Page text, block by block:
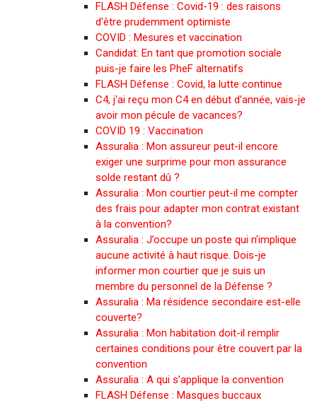
FLASH Défense : Covid-19 : des raisons
d'être prudemment optimiste
COVID : Mesures et vaccination
Candidat: En tant que promotion sociale
puis-je faire les PheF alternatifs
FLASH Défense : Covid, la lutte continue
C4, j'ai reçu mon C4 en début d'année, vais-je
avoir mon pécule de vacances?
COVID 19 : Vaccination
Assuralia : Mon assureur peut-il encore
exiger une surprime pour mon assurance
solde restant dû ?
Assuralia : Mon courtier peut-il me compter
des frais pour adapter mon contrat existant
à la convention?
Assuralia : J’occupe un poste qui n'implique
aucune activité à haut risque. Dois-je
informer mon courtier que je suis un
membre du personnel de la Défense ?
Assuralia : Ma résidence secondaire est-elle
couverte?
Assuralia : Mon habitation doit-il remplir
certaines conditions pour être couvert par la
convention
Assuralia : A qui s’applique la convention
FLASH Défense : Masques buccaux